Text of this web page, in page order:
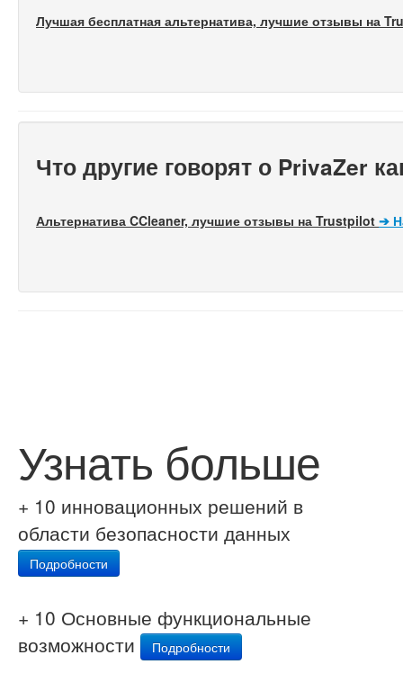
Лучшая бесплатная альтернатива, лучшие отзывы на
Что другие говорят о PrivaZer
Альтернатива CCleaner, лучшие отзывы на Trustpilot ➔
Узнать больше
+ 10 инновационных решений в
области безопасности данных
Подробности
+ 10 Основные функциональные
возможности
Подробности